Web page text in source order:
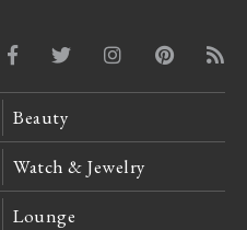
Beauty
Watch & Jewelry
Lounge